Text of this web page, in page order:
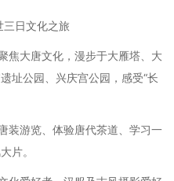
三日文化之旅
焦大唐文化，漫步于大雁塔、大
址公园、兴庆宫公园，感受“长
装游览、体验唐代茶道、学习一
片。